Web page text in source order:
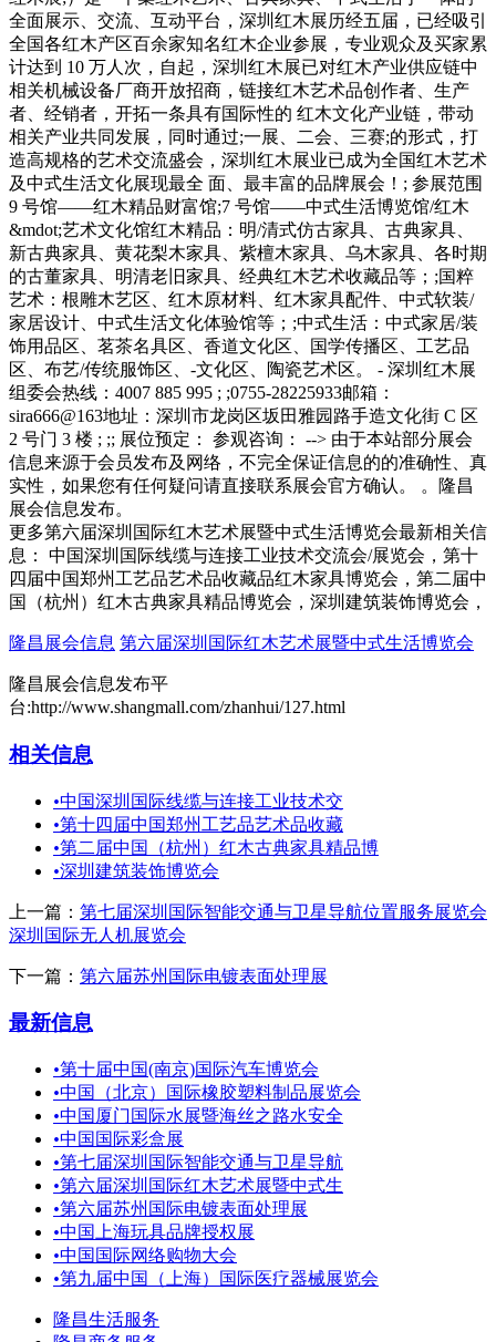
全面展示、交流、互动平台，深圳红木展历经五届，已经吸引
全国各红木产区百余家知名红木企业参展，专业观众及买家累
计达到 10 万人次，自起，深圳红木展已对红木产业供应链中
相关机械设备厂商开放招商，链接红木艺术品创作者、生产
者、经销者，开拓一条具有国际性的 红木文化产业链，带动
相关产业共同发展，同时通过;一展、二会、三赛;的形式，打
造高规格的艺术交流盛会，深圳红木展业已成为全国红木艺术
及中式生活文化展现最全 面、最丰富的品牌展会！; 参展范围
9 号馆——红木精品财富馆;7 号馆——中式生活博览馆/红木
&mdot;艺术文化馆红木精品：明/清式仿古家具、古典家具、
新古典家具、黄花梨木家具、紫檀木家具、乌木家具、各时期
的古董家具、明清老旧家具、经典红木艺术收藏品等；;国粹
艺术：根雕木艺区、红木原材料、红木家具配件、中式软装/
家居设计、中式生活文化体验馆等；;中式生活：中式家居/装
饰用品区、茗茶名具区、香道文化区、国学传播区、工艺品
区、布艺/传统服饰区、-文化区、陶瓷艺术区。 - 深圳红木展
组委会热线：4007 885 995 ; ;0755-28225933邮箱：
sira666@163地址：深圳市龙岗区坂田雅园路手造文化街 C 区
2 号门 3 楼 ; ;; 展位预定： 参观咨询： --> 由于本站部分展会
信息来源于会员发布及网络，不完全保证信息的的准确性、真
实性，如果您有任何疑问请直接联系展会官方确认。 。隆昌
展会信息发布。
更多第六届深圳国际红木艺术展暨中式生活博览会最新相关信
息： 中国深圳国际线缆与连接工业技术交流会/展览会，第十
四届中国郑州工艺品艺术品收藏品红木家具博览会，第二届中
国（杭州）红木古典家具精品博览会，深圳建筑装饰博览会，
隆昌展会信息 第六届深圳国际红木艺术展暨中式生活博览会
隆昌展会信息发布平
台:http://www.shangmall.com/zhanhui/127.html
相关信息
•中国深圳国际线缆与连接工业技术交
•第十四届中国郑州工艺品艺术品收藏
•第二届中国（杭州）红木古典家具精品博
•深圳建筑装饰博览会
上一篇： 第七届深圳国际智能交通与卫星导航位置服务展览会
深圳国际无人机展览会
下一篇： 第六届苏州国际电镀表面处理展
最新信息
•第十届中国(南京)国际汽车博览会
•中国（北京）国际橡胶塑料制品展览会
•中国厦门国际水展暨海丝之路水安全
•中国国际彩盒展
•第七届深圳国际智能交通与卫星导航
•第六届深圳国际红木艺术展暨中式生
•第六届苏州国际电镀表面处理展
•中国上海玩具品牌授权展
•中国国际网络购物大会
•第九届中国（上海）国际医疗器械展览会
隆昌生活服务